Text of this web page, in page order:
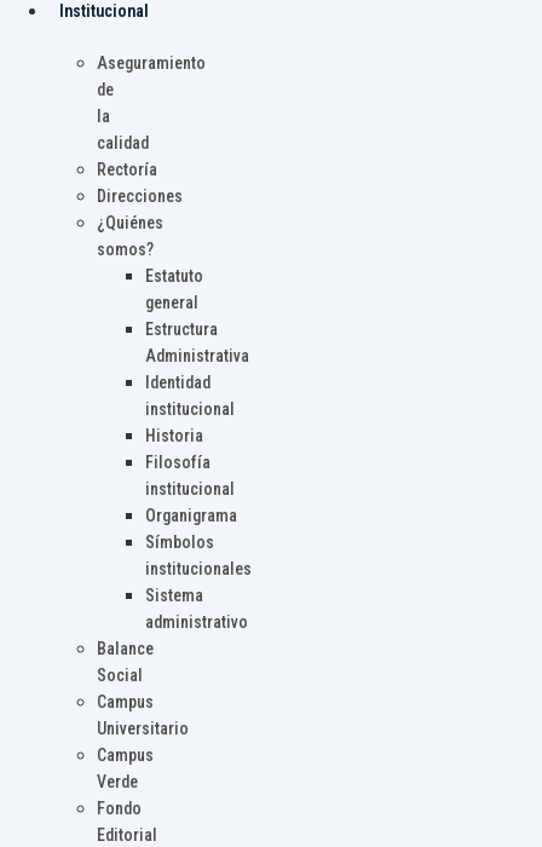
Institucional
Aseguramiento
de
la
calidad
Rectoría
Direcciones
¿Quiénes
somos?
Estatuto
general
Estructura
Administrativa
Identidad
institucional
Historia
Filosofía
institucional
Organigrama
Símbolos
institucionales
Sistema
administrativo
Balance
Social
Campus
Universitario
Campus
Verde
Fondo
Editorial